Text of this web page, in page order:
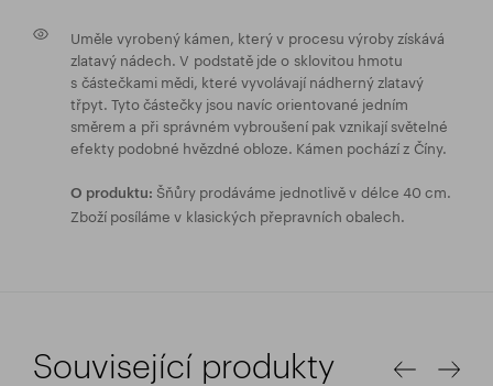
Uměle vyrobený kámen, který v procesu výroby získává
zlatavý nádech. V podstatě jde o sklovitou hmotu
s částečkami mědi, které vyvolávají nádherný zlatavý
třpyt. Tyto částečky jsou navíc orientované jedním
směrem a při správném vybroušení pak vznikají světelné
efekty podobné hvězdné obloze. Kámen pochází z Číny.
O produktu: Šňůry prodáváme jednotlivě v délce 40 cm.
Zboží posíláme v klasických přepravních obalech.
Související produkty